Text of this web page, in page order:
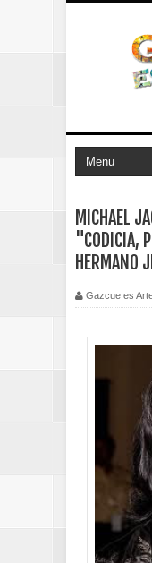
MICHAEL
"CODICIA,
HERMANO
Gazcue es